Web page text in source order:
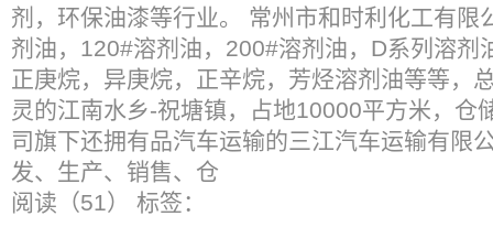
剂，环保油漆等行业。 常州市和时利化工有限
剂油，120#溶剂油，200#溶剂油，D系列溶剂
正庚烷，异庚烷，正辛烷，芳烃溶剂油等等，
灵的江南水乡-祝塘镇，占地10000平方米，仓
司旗下还拥有品汽车运输的三江汽车运输有限
发、生产、销售、仓
阅读（51） 标签：